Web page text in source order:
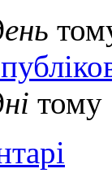
тому